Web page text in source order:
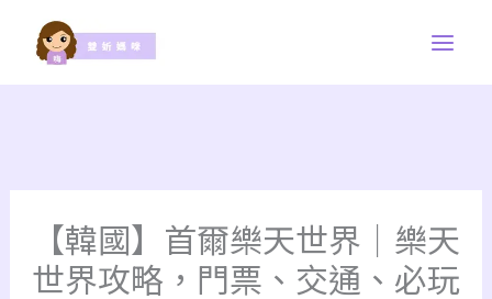
【韓國】首爾樂天世界｜樂天
世界攻略，門票、交通、必玩